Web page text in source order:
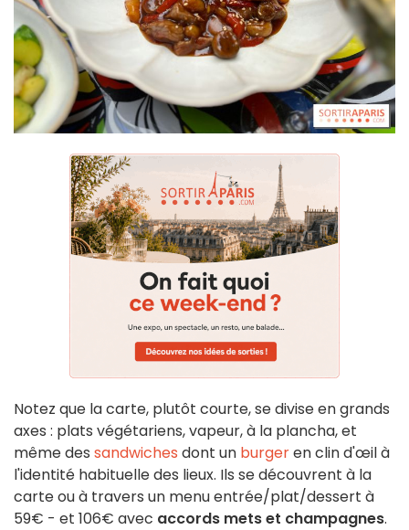
Notez que la carte, plutôt courte, se divise en grands
axes : plats végétariens, vapeur, à la plancha, et
même des sandwiches dont un burgeren clin d'œil à
l'identité habituelle des lieux. Ils se découvrent à la
carte ou à travers un menu entrée/plat/dessert à
59€ - et 106€ avec accords mets et champagnes.